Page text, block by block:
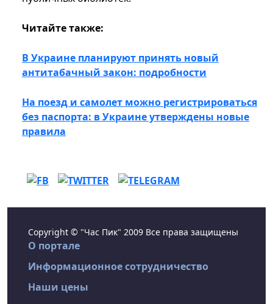
Читайте также:
В Украине планируют принять новый
антитабачный закон: подробности
На поезд и самолет можно регистрироваться
без паспорта: в Украине утверждены новые
правила
Copyright © "Час Пик" 2009 Все права защищены
О портале
Информационное сотрудничество
Наши цены